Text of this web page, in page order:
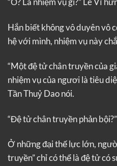
Hắn biết không vô duyên vô
hệ với mình, nhiệm vụ này
“Một đệ tử chân truyền của
nhiệm vụ của ngươi là tiêu
Tần Thuỷ Dao nói.
“Đệ tử chân truyền phản
Ở những đại thế lực lớn,
truyền” chỉ có thể là đệ tử có